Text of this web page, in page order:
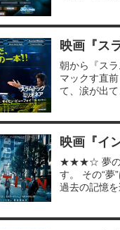
映画『ス
朝から『ス
マックす直
て、涙が出
映画『イ
★★★☆ 夢の世
す。 その“
過去の記憶